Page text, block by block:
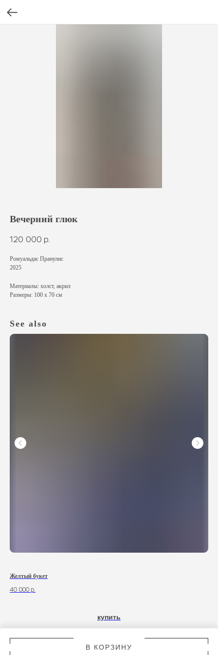
Вечерний глюк
120 000 р.
В КОРЗИНУ
Ромуальдас Пранулис
2025
Материалы: холст, акрил
Размеры: 100 х 70 см
See also
Желтый букет
40 000 р.
купить